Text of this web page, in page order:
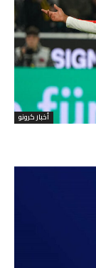
أخبار كرونو